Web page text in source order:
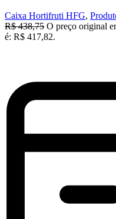
Caixa Hortifruti HFG,
R$438,75 O preço original
é: R$ 417,82.